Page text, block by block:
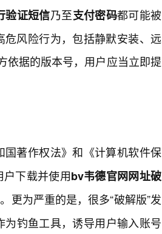
验证短信乃至支付密码都可能被
风险行为，包括静默安装、远
依据的版本号，用户应当立即提
著作权法》和《计算机软件保
下载并使用bv韦德官网网址破
更为严重的是，很多“破解版”发
钓鱼工具，诱导用户输入账号